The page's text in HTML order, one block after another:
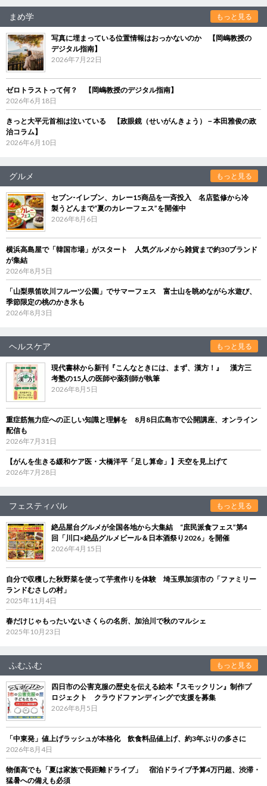
まめ学 もっと見る
写真に埋まっている位置情報はおっかないのか 【岡嶋教授の
デジタル指南】
2026年7月22日
ゼロトラストって何？ 【岡嶋教授のデジタル指南】
2026年6月18日
きっと大平元首相は泣いている 【政眼鏡（せいがんきょう）－本田雅俊の政
治コラム】
2026年6月10日
グルメ もっと見る
セブン‐イレブン、カレー15商品を一斉投入 名店監修から冷
製うどんまで“夏のカレーフェス”を開催中
2026年8月6日
横浜高島屋で「韓国市場」がスタート 人気グルメから雑貨まで約30ブランド
が集結
2026年8月5日
「山梨県笛吹川フルーツ公園」でサマーフェス 富士山を眺めながら水遊び、
季節限定の桃のかき氷も
2026年8月3日
ヘルスケア もっと見る
現代書林から新刊『こんなときには、まず、漢方！』 漢方三
考塾の15人の医師や薬剤師が執筆
2026年8月5日
重症筋無力症への正しい知識と理解を 8月8日広島市で公開講座、オンライン
配信も
2026年7月31日
【がんを生きる緩和ケア医・大橋洋平「足し算命」】天空を見上げて
2026年7月28日
フェスティバル もっと見る
絶品屋台グルメが全国各地から大集結 “庶民派食フェス”第4
回「川口×絶品グルメビール＆日本酒祭り2026」を開催
2026年4月15日
自分で収穫した秋野菜を使って芋煮作りを体験 埼玉県加須市の「ファミリー
ランドむさしの村」
2025年11月4日
春だけじゃもったいないさくらの名所、加治川で秋のマルシェ
2025年10月23日
ふむふむ もっと見る
四日市の公害克服の歴史を伝える絵本『スモックリン』制作プ
ロジェクト クラウドファンディングで支援を募集
2026年8月5日
「中東発」値上げラッシュが本格化 飲食料品値上げ、約3年ぶりの多さに
2026年8月4日
物価高でも「夏は家族で長距離ドライブ」 宿泊ドライブ予算4万円超、渋滞・
猛暑への備えも必須